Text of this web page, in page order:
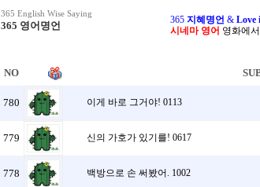
365 English Wise Saying
365 영어명언 365 지혜명언 & Love
시네마 영어 영화에
NO
780 이게 바로 그거야! 0113
779 신의 가호가 있기를! 0617
778 백방으로 손 써봤어. 1002